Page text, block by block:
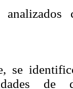
se
de